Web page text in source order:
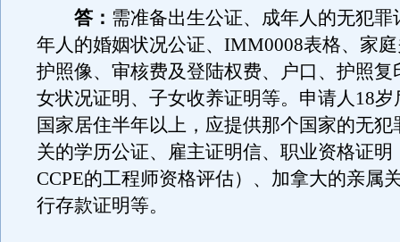
答： 需准备出生公证、成年人的无犯罪
年人的婚姻状况公证、IMM0008表格、家
护照像、审核费及登陆权费、户口、护照复
女状况证明、子女收养证明等。申请人18
国家居住半年以上，应提供那个国家的无犯
关的学历公证、雇主证明信、职业资格证明
CCPE的工程师资格评估）、加拿大的亲属
行存款证明等。